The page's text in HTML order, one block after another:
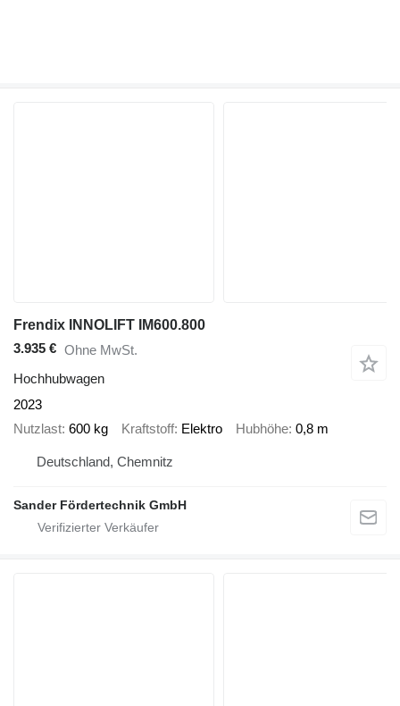
Frendix INNOLIFT IM600.800
3.935 € Ohne MwSt.
Hochhubwagen
2023
Nutzlast 600 kg Kraftstoff Elektro Hubhöhe 0,8 m
Deutschland, Chemnitz
Sander Fördertechnik GmbH